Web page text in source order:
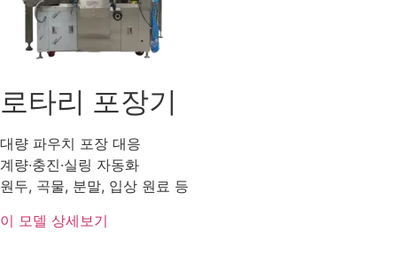
로타리 포장기
대량 파우치 포장 대응
계량·충진·실링 자동화
원두, 곡물, 분말, 입상 원료 등
이 모델 상세보기